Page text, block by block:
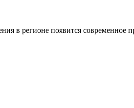
в регионе появится современное